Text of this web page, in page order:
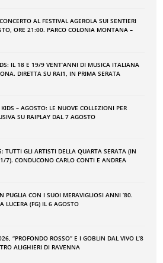
AL FESTIVAL AGEROLA SUI SENTIERI
ORE 21:00. PARCO COLONIA MONTANA –
IL 18 E 19/9 VENT’ANNI DI MUSICA ITALIANA
DIRETTA SU RAI1, IN PRIMA SERATA
– AGOSTO: LE NUOVE COLLEZIONI PER
SU RAIPLAY DAL 7 AGOSTO
TUTTI GLI ARTISTI DELLA QUARTA SERATA (IN
7). CONDUCONO CARLO CONTI E ANDREA
PUGLIA CON I SUOI MERAVIGLIOSI ANNI ʼ80.
LUCERA (FG) IL 6 AGOSTO
“PROFONDO ROSSO” E I GOBLIN DAL VIVO L’8
ALIGHIERI DI RAVENNA